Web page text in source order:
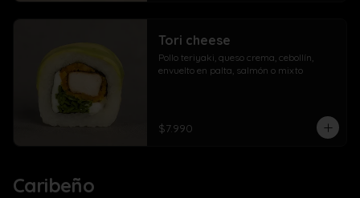
Tori cheese
Pollo teriyaki, queso crema, cebollín,
envuelto en palta, salmón o mixto
$7.990
Caribeño